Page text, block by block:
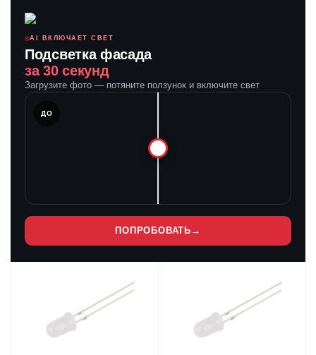
AI ВКЛЮЧАЕТ СВЕТ
Подсветка фасада
за 30 секунд
Загрузите фото — потяните ползунок и включите свет
ДО
ПОПРОБОВАТЬ →